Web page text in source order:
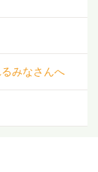
みなさんへ